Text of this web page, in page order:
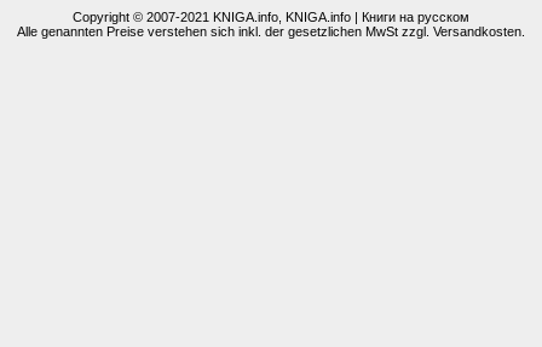
Copyright © 2007-2021 KNIGA.info , KNIGA.info | Книги на русском
Alle genannten Preise verstehen sich inkl. der gesetzlichen MwSt zzgl. Versandkosten.